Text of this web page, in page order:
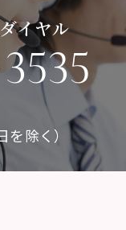
イヤル
3535
除く）